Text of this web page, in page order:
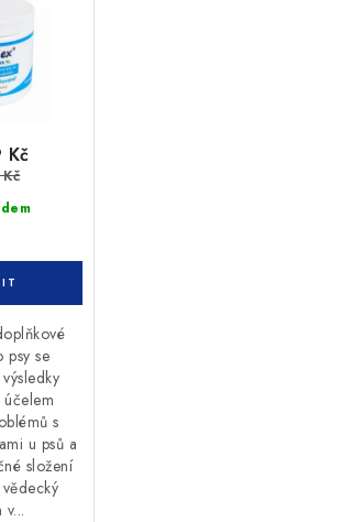
Kč
psy se
s
u psů a
složení